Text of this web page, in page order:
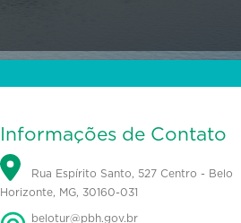
Informações de Contato
Rua Espírito Santo, 527 Centro - Belo
Horizonte, MG, 30160-031
belotur@pbh.gov.br